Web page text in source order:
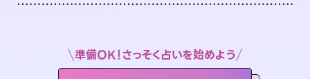
準備OK！さっそく占いを始めよう